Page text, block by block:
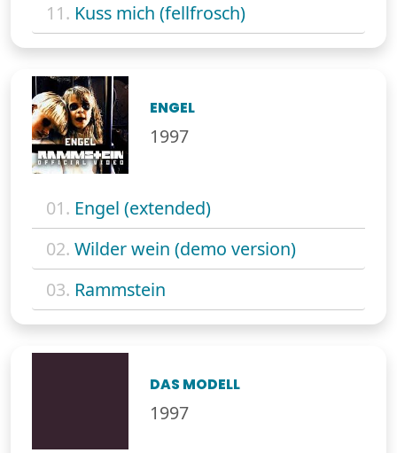
11. Kuss mich (fellfrosch)
ENGEL
1997
01. Engel (extended)
02. Wilder wein (demo version)
03. Rammstein
DAS MODELL
1997